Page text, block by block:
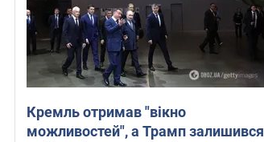
Кремль отримав "вікно
можливостей", а Трамп залишився